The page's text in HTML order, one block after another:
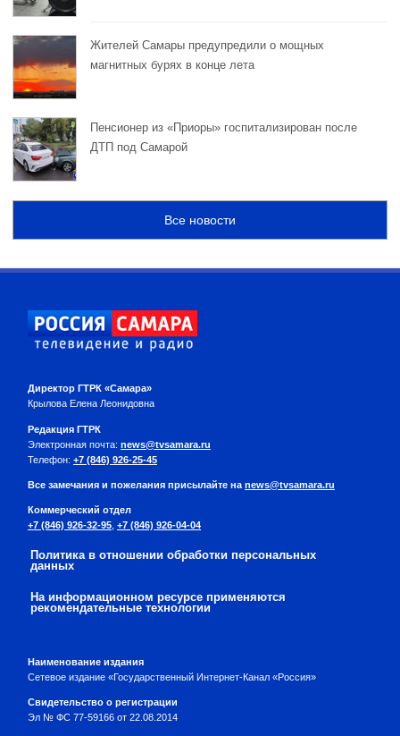
Жителей Самары предупредили о мощных
магнитных бурях в конце лета
Пенсионер из «Приоры» госпитализирован после
ДТП под Самарой
Все новости
Директор ГТРК «Самара»
Крылова Елена Леонидовна
Редакция ГТРК
Электронная почта: news@tvsamara.ru
Телефон: +7 (846) 926-25-45
Все замечания и пожелания присылайте на news@tvsamara.ru
Коммерческий отдел
+7 (846) 926-32-95 +7 (846) 926-04-04
Политика в отношении обработки персональных
данных
На информационном ресурсе применяются
рекомендательные технологии
Наименование издания
Сетевое издание «Государственный Интернет-Канал «Россия»
Свидетельство о регистрации
Эл № ФС 77-59166 от 22.08.2014